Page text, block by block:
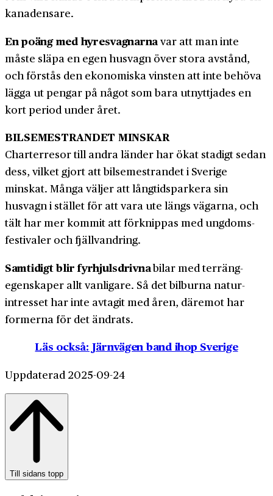
kanadensare.
En poäng med hyres­vagnarnavar att man inte
måste släpa en egen hus­vagn över stora avstånd,
och förstås den ekonomiska vinsten att inte behöva
lägga ut pengar på något som bara utnyttjades en
kort period under året.
BILSEMESTRANDET MINSKAR
Charter­resor till andra länder har ökat stadigt sedan
dess, vilket gjort att bil­semestrandet i Sverige
minskat. Många väljer att långtids­parkera sin
husvagn i stället för att vara ute längs vägarna, och
tält har mer kommit att förknippas med ungdoms­
festivaler och fjäll­vandring.
Samtidigt blir fyr­hjuls­drivnabilar med terräng­
egenskaper allt vanligare. Så det bilburna natur­
intresset har inte avtagit med åren, däremot har
formerna för det ändrats.
Läs också: Järnvägen band ihop Sverige
Uppdaterad 2025-09-24
Till sidans topp